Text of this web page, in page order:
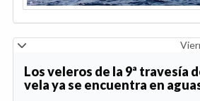
Los veleros de la 9ª travesía
vela ya se encuentra en